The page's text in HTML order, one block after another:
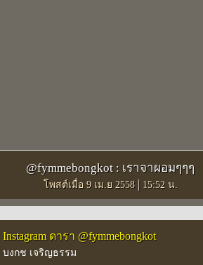
@fymmebongkot : เราจาผอมๆๆๆ
โพสต์เมื่อ 9 เม.ย 2558 | 15:52 น.
Instagram ดารา @fymmebongkot
บงกช เจริญธรรม